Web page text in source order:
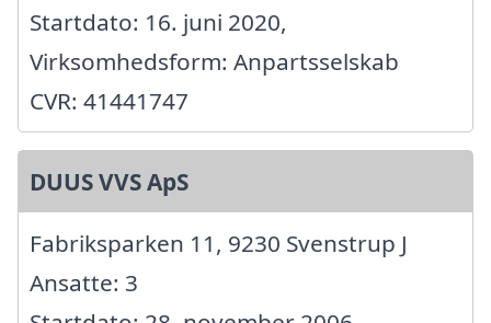
Startdato: 16. juni 2020,
Virksomhedsform: Anpartsselskab
CVR: 41441747
DUUS VVS ApS
Fabriksparken 11, 9230 Svenstrup J
Ansatte: 3